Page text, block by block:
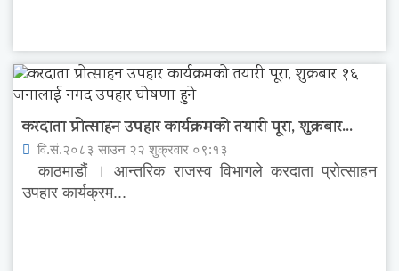
करदाता प्रोत्साहन उपहार कार्यक्रमको तयारी पूरा, शुक्रबार...
वि.सं.२०८३ साउन २२ शुक्रवार ०९:१३
काठमाडौं । आन्तरिक राजस्व विभागले करदाता प्रोत्साहन
उपहार कार्यक्रम...